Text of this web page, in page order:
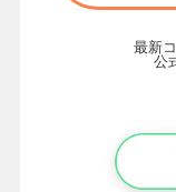
最新
公